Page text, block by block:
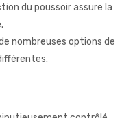
du poussoir assure la
nombreuses options de